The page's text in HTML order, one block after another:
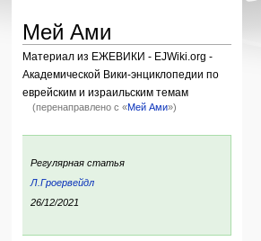
Мей Ами
Материал из ЕЖЕВИКИ - EJWiki.org -
Академической Вики-энциклопедии по
еврейским и израильским темам
(перенаправлено с «Мeй Ами»)
Перейти
навигации
Перейти
поиску
Регулярная статья
Л.Гроервейдл
26/12/2021